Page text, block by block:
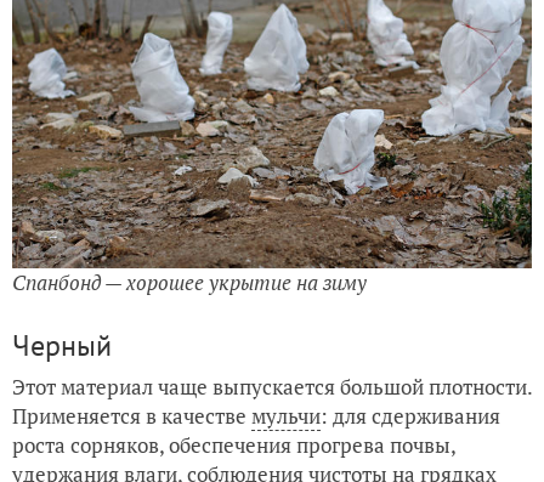
Спанбонд — хорошее укрытие на зиму
Черный
Этот материал чаще выпускается большой плотности.
Применяется в качестве мульчи: для сдерживания
роста сорняков, обеспечения прогрева почвы,
удержания влаги, соблюдения чистоты на грядках